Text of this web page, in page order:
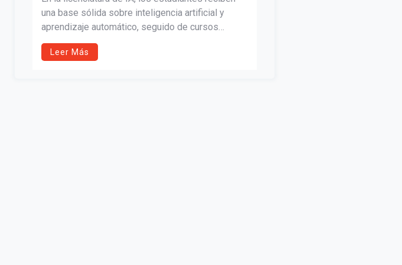
una base sólida sobre inteligencia artificial y
aprendizaje automático, seguido de cursos
prácticos en procesamiento del lenguaje natural,
visión informática, robótica y más.
Leer Más